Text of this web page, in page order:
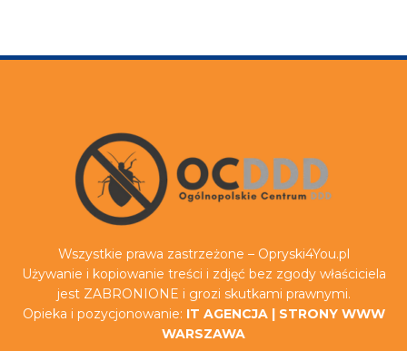
Wszystkie prawa zastrzeżone – Opryski4You.pl
Używanie i kopiowanie treści i zdjęć bez zgody właściciela
jest ZABRONIONE i grozi skutkami prawnymi.
Opieka i pozycjonowanie: IT AGENCJA| STRONY WWW
WARSZAWA